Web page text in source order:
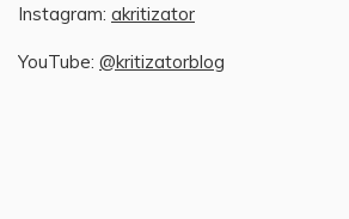
Instagram: akritizator
YouTube: @kritizatorblog